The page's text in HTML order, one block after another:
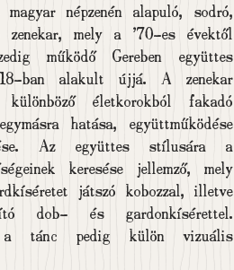
népzenén alapuló, sodró,
zenekar, mely a '70-es évektől
működő Gereben együttes
ban alakult újjá. A zenekar
életkorokból fakadó
hatása, együttműködése
Az együttes stílusára a
keresése jellemző, mely
játszó kobozzal, illetve
dob- és gardonkísérettel.
a tánc pedig külön vizuális